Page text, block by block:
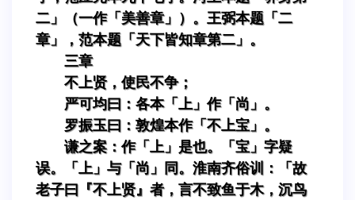
二」（一作「美善章」）。王弼本题「二
章」，范本题「天下皆知章第二」。
三章
不上贤，使民不争；
严可均曰：各本「上」作「尚」。
罗振玉曰：敦煌本作「不上宝」。
谦之案：作「上」是也。「宝」字疑
误。「上」与「尚」同。淮南齐俗训：「故
老子曰『不上贤』者，言不致鱼于木，沉鸟